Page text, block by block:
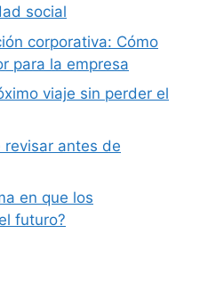
social
corporativa: Cómo
para la empresa
viaje sin perder el
revisar antes de
en que los
futuro?